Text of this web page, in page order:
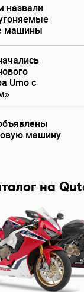
назвали
машины
Umo с
машину
на